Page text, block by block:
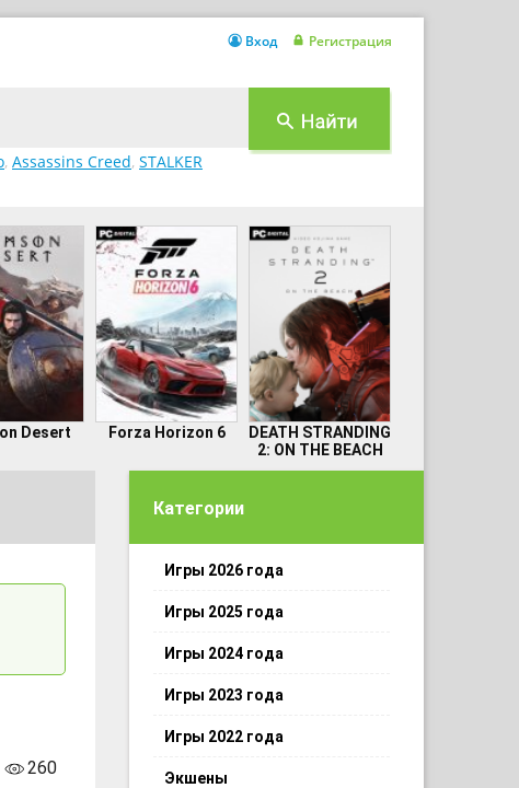
, Assassins Creed, STALKER
Вход Регистрация
Desert Forza Horizon 6
DEATH STRANDING
2: ON THE BEACH
260
Категории
Игры 2026 года
Игры 2025 года
Игры 2024 года
Игры 2023 года
Игры 2022 года
Экшены